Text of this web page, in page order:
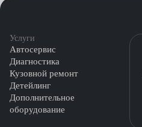
Услуги
Автосервис
Диагностика
Кузовной ремонт
Детейлинг
Дополнительное
оборудование